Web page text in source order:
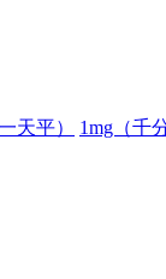
天平） 1mg（千